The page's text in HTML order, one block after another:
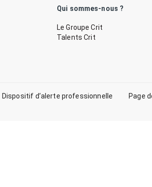
Qui sommes-nous ?
Le Groupe Crit
Talents Crit
Dispositif d’alerte professionnelle Page